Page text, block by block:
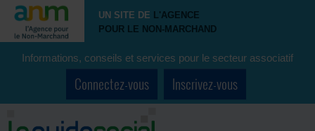
UN SITE DE L'AGENCE
POUR LE NON-MARCHAND
Informations, conseils et services pour le secteur associatif
Connectez-vous Inscrivez-vous